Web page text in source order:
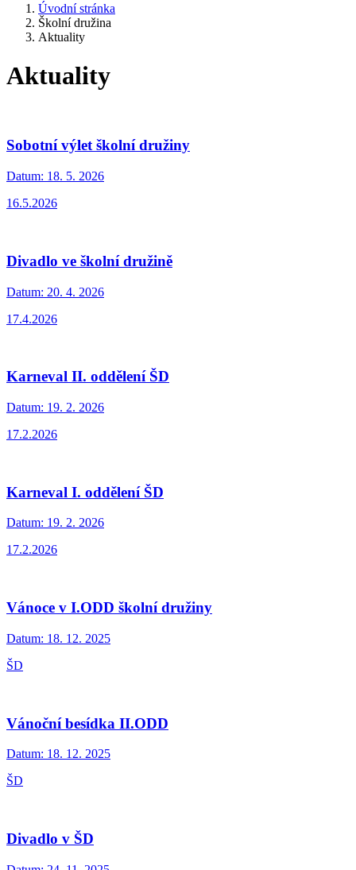
Úvodní stránka
Školní družina
Aktuality
Aktuality
Sobotní výlet školní družiny
Datum: 18. 5. 2026
16.5.2026
Divadlo ve školní družině
Datum: 20. 4. 2026
17.4.2026
Karneval II. oddělení ŠD
Datum: 19. 2. 2026
17.2.2026
Karneval I. oddělení ŠD
Datum: 19. 2. 2026
17.2.2026
Vánoce v I.ODD školní družiny
Datum: 18. 12. 2025
ŠD
Vánoční besídka II.ODD
Datum: 18. 12. 2025
ŠD
Divadlo v ŠD